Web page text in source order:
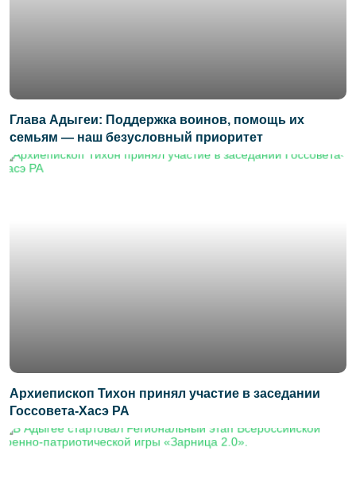
Глава Адыгеи: Поддержка воинов, помощь их
семьям — наш безусловный приоритет
Архиепископ Тихон принял участие в заседании
Госсовета-Хасэ РА